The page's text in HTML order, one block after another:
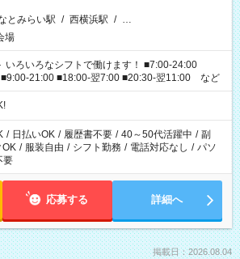
とみらい駅 / 西横浜駅 / …
場
いろいろなシフトで働けます！ ■7:00-24:00
21:00 ■18:00-翌7:00 ■20:30-翌11:00 など
/ 日払いOK / 履歴書不要 / 40～50代活躍中 / 副
OK / 服装自由 / シフト勤務 / 電話対応なし / パソ
要
応募する 詳細へ
掲載日：2026.08.04